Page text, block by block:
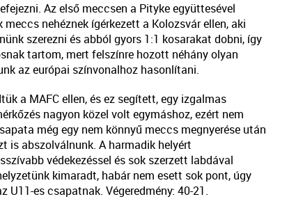
Az első meccsen a Pityke együttesével
nehéznek ígérkezett a Kolozsvár ellen, aki
szerezni és abból gyors 1:1 kosarakat dobni, így
tartom, mert felszínre hozott néhány olyan
az európai színvonalhoz hasonlítani.
a MAFC ellen, és ez segített, egy izgalmas
nagyon közel volt egymáshoz, ezért nem
még egy nem könnyű meccs megnyerése után
is abszolválnunk. A harmadik helyért
védekezéssel és sok szerzett labdával
kimaradt, habár nem esett sok pont, úgy
es csapatnak. Végeredmény: 40-21.